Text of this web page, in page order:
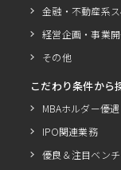
金融・不動産系
経営企画・事業
その他
こだわり条件から
MBAホルダー優遇
IPO関連業務
優良＆注目ベン